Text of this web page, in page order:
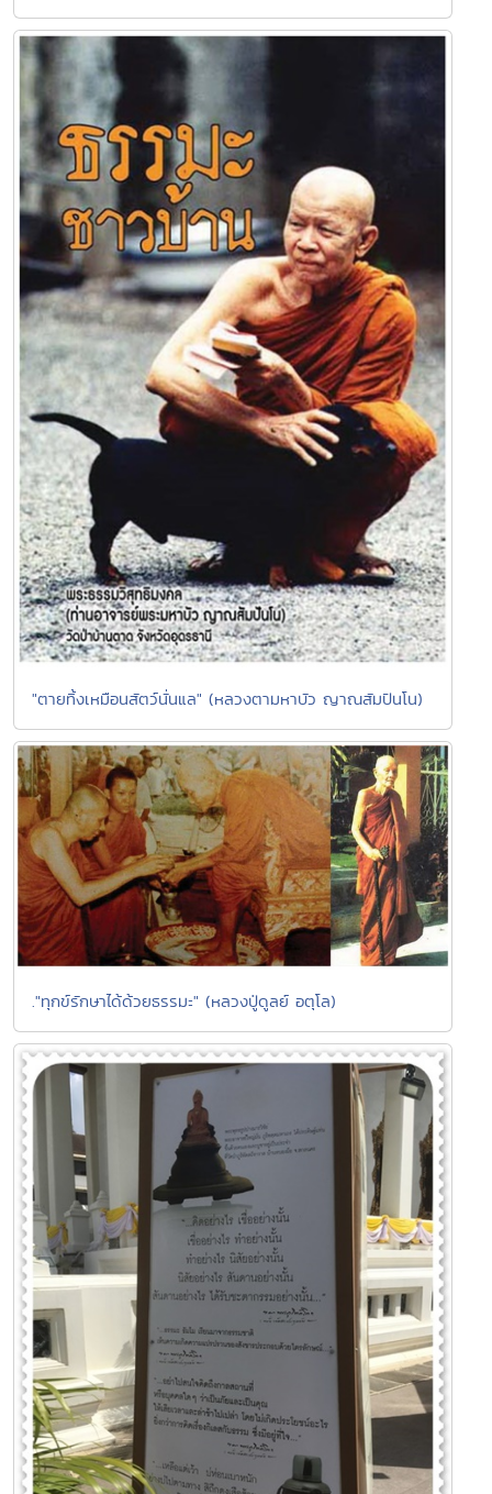
"ตายทิ้งเหมือนสัตว์นั่นแล" (หลวงตามหาบัว ญาณสัมปันโน)
."ทุกข์รักษาได้ด้วยธรรมะ" (หลวงปู่ดูลย์ อตุโล)